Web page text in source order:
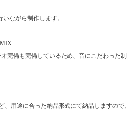
ながら制作します。
MIX
完備も完備しているため、音にこだわった制
、用途に合った納品形式にて納品しますので、